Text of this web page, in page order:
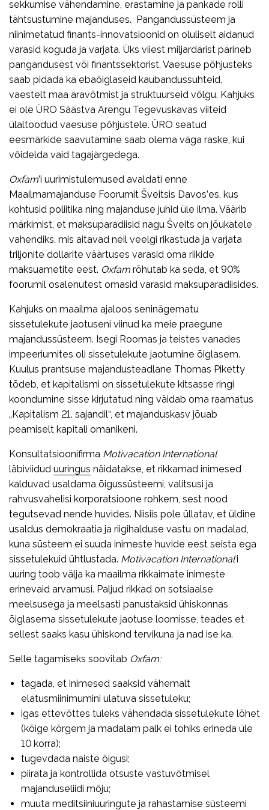
sekkumise vähendamine, erastamine ja pankade rolli
tähtsustumine majanduses. Pangandussüsteem ja
niinimetatud finants-innovatsioonid on oluliselt aidanud
varasid koguda ja varjata. Üks viiest miljardärist pärineb
pangandusest või finantssektorist. Vaesuse põhjusteks
saab pidada ka ebaõiglaseid kaubandussuhteid,
vaestelt maa äravõtmist ja struktuurseid võlgu. Kahjuks
ei ole ÜRO Säästva Arengu Tegevuskavas viiteid
ülaltoodud vaesuse põhjustele. ÜRO seatud
eesmärkide saavutamine saab olema väga raske, kui
võidelda vaid tagajärgedega.
Oxfam’i uurimistulemused avaldati enne
Maailmamajanduse Foorumit Šveitsis Davos’es, kus
kohtusid poliitika ning majanduse juhid üle ilma. Väärib
märkimist, et maksuparadiisid nagu Šveits on jõukatele
vahendiks, mis aitavad neil veelgi rikastuda ja varjata
triljonite dollarite väärtuses varasid oma riikide
maksuametite eest. Oxfam rõhutab ka seda, et 90%
foorumil osalenutest omasid varasid maksuparadiisides.
Kahjuks on maailma ajaloos seninägematu
sissetulekute jaotuseni viinud ka meie praegune
majandussüsteem. Isegi Roomas ja teistes vanades
impeeriumites oli sissetulekute jaotumine õiglasem.
Kuulus prantsuse majandusteadlane Thomas Piketty
tõdeb, et kapitalismi on sissetulekute kitsasse ringi
koondumine sisse kirjutatud ning väidab oma raamatus
„Kapitalism 21. sajandil“, et majanduskasv jõuab
peamiselt kapitali omanikeni.
Konsultatsioonifirma Motivacation International
läbiviidud uuringus näidatakse, et rikkamad inimesed
kalduvad usaldama õigussüsteemi, valitsusi ja
rahvusvahelisi korporatsioone rohkem, sest nood
tegutsevad nende huvides. Niisiis pole üllatav, et üldine
usaldus demokraatia ja riigihalduse vastu on madalad,
kuna süsteem ei suuda inimeste huvide eest seista ega
sissetulekuid ühtlustada. Motivacation International’i
uuring toob välja ka maailma rikkaimate inimeste
erinevaid arvamusi. Paljud rikkad on sotsiaalse
meelsusega ja meelsasti panustaksid ühiskonnas
õiglasema sissetulekute jaotuse loomisse, teades et
sellest saaks kasu ühiskond tervikuna ja nad ise ka.
Selle tagamiseks soovitab Oxfam:
tagada, et inimesed saaksid vähemalt
elatusmiinimumini ulatuva sissetuleku;
igas ettevõttes tuleks vähendada sissetulekute lõhet
(kõige kõrgem ja madalam palk ei tohiks erineda üle
10 korra);
tugevdada naiste õigusi;
piirata ja kontrollida otsuste vastuvõtmisel
majanduseliidi mõju;
muuta meditsiiniuuringute ja rahastamise süsteemi